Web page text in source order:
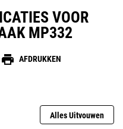
VOOR
MP332
print AFDRUKKEN
Alles Uitvouwen